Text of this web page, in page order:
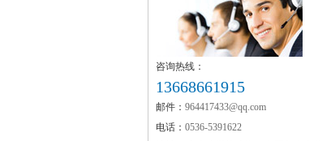
融雪剂批发
咨询热线：
13668661915
邮件： 964417433@qq.com
电话： 0536-5391622